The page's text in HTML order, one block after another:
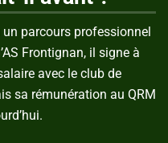
un parcours professionnel
Frontignan, il signe à
avec le club de
sa rémunération au QRM